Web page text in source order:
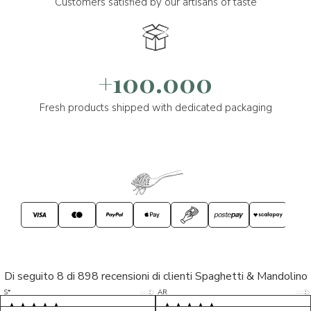
+100.000
Fresh products shipped with dedicated packaging
Di seguito 8 di 898 recensioni di clienti Spaghetti & Mandolino
S* 5/5
LP 5/5
AR 5/5
D* 5/5